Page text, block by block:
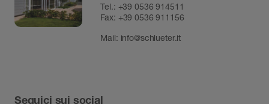
Tel.: +39 0536 914511
Fax: +39 0536 911156
Mail: info@schlueter.it
Seguici sui social